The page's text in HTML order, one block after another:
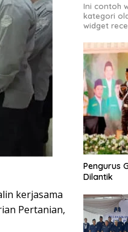
kerjasama
Pertanian,
Ini contoh
kategori
widget
Pengurus
Dilantik